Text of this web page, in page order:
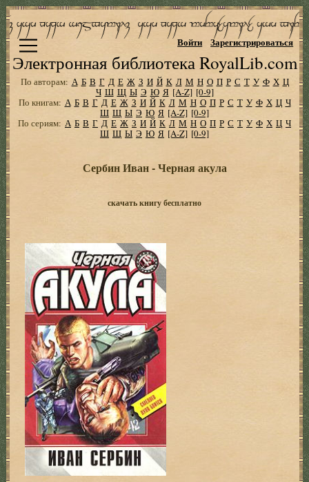
Электронная библиотека RoyalLib.com
Войти Зарегистрироваться
По авторам: А Б В Г Д Е Ж З И Й К Л М Н О П Р С Т У Ф Х Ц
Ч Ш Щ Ы Э Ю Я [A-Z] [0-9]
По книгам: А Б В Г Д Е Ж З И Й К Л М Н О П Р С Т У Ф Х Ц Ч
Ш Щ Ы Э Ю Я [A-Z] [0-9]
По сериям: А Б В Г Д Е Ж З И Й К Л М Н О П Р С Т У Ф Х Ц Ч
Ш Щ Ы Э Ю Я [A-Z] [0-9]
Сербин Иван - Черная акула
скачать книгу бесплатно